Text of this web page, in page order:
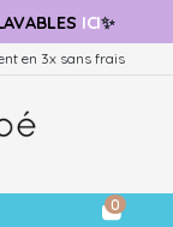
ICI✨
en 3x sans frais
0